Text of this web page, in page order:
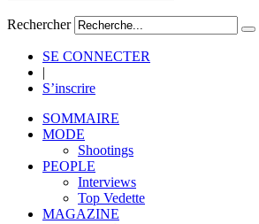
Rechercher
SE CONNECTER
|
S’inscrire
SOMMAIRE
MODE
Shootings
PEOPLE
Interviews
Top Vedette
MAGAZINE